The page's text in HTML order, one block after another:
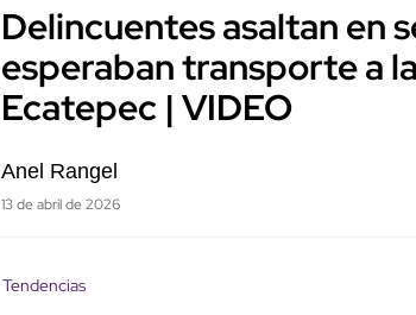
Delincuentes asaltan en
esperaban transporte a
Ecatepec | VIDEO
Anel Rangel
13 de abril de 2026
Tendencias